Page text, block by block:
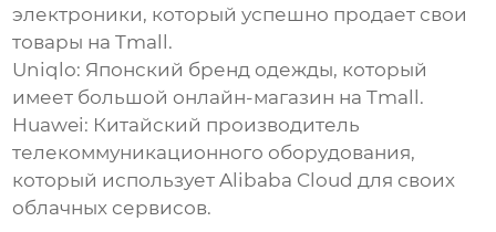
электроники, который успешно продает свои
товары на Tmall.
Uniqlo: Японский бренд одежды, который
имеет большой онлайн-магазин на Tmall.
Huawei: Китайский производитель
телекоммуникационного оборудования,
который использует Alibaba Cloud для своих
облачных сервисов.